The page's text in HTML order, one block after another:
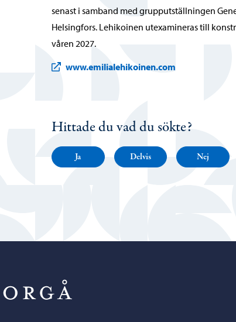
senast i samband med grupputställningen
Helsingfors. Lehikoinen utexamineras till
våren 2027.
www.emilialehikoinen.com
Hittade du vad du sökte?
Ja Delvis Nej